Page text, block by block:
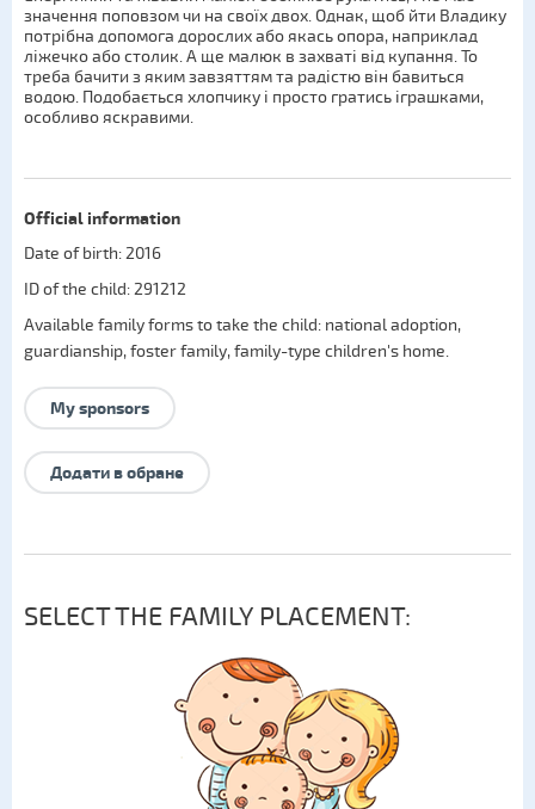
значення поповзом чи на своїх двох. Однак, щоб йти Владику
потрібна допомога дорослих або якась опора, наприклад
ліжечко або столик. А ще малюк в захваті від купання. То
треба бачити з яким завзяттям та радістю він бавиться
водою. Подобається хлопчику і просто гратись іграшками,
особливо яскравими.
Official information
Date of birth: 2016
ID of the child: 291212
Available family forms to take the child: national adoption,
guardianship,foster family,family-type children's home.
My sponsors
Додати в обране
SELECT THE FAMILY PLACEMENT: